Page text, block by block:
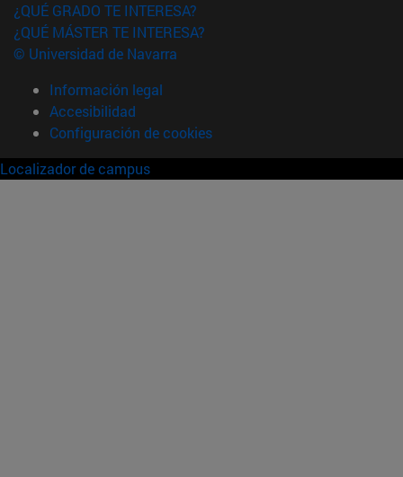
¿QUÉ GRADO TE INTERESA?
¿QUÉ MÁSTER TE INTERESA?
© Universidad de Navarra
Información legal
Accesibilidad
Configuración de cookies
Localizador de campus